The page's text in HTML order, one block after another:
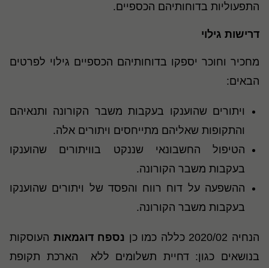
התפעוליות בדוחותיהם הכספיים.
דרישות גילוי
מחכיר וחוכר יספקו בדוחותיהם הכספיים גילוי לפרטים
הבאים:
ויתורים שהוענקו בעקבות משבר הקורונה ותנאיהם
והתקופות שאליהם מתייחסים ויתורים אלה.
הטיפול החשבונאי שננקט בוויתורים שהוענקו
בעקבות משבר הקורונה.
ההשפעה על דוח רווח והפסד של ויתורים שהוענקו
בעקבות משבר הקורונה.
הנחיה 2020/02 כללה כמו כן נספח דוגמאות העוסקות
בנושאים כגון: דחיית תשלומים ללא הארכת תקופת